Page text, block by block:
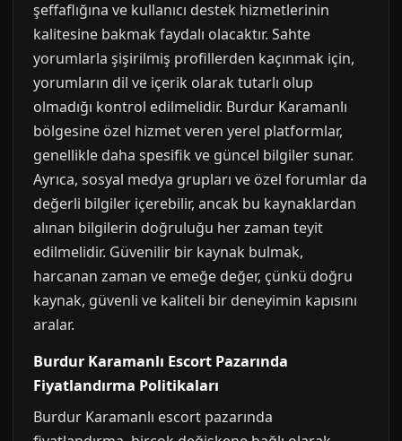
şeffaflığına ve kullanıcı destek hizmetlerinin
kalitesine bakmak faydalı olacaktır. Sahte
yorumlarla şişirilmiş profillerden kaçınmak için,
yorumların dil ve içerik olarak tutarlı olup
olmadığı kontrol edilmelidir. Burdur Karamanlı
bölgesine özel hizmet veren yerel platformlar,
genellikle daha spesifik ve güncel bilgiler sunar.
Ayrıca, sosyal medya grupları ve özel forumlar da
değerli bilgiler içerebilir, ancak bu kaynaklardan
alınan bilgilerin doğruluğu her zaman teyit
edilmelidir. Güvenilir bir kaynak bulmak,
harcanan zaman ve emeğe değer, çünkü doğru
kaynak, güvenli ve kaliteli bir deneyimin kapısını
aralar.
Burdur Karamanlı Escort Pazarında
Fiyatlandırma Politikaları
Burdur Karamanlı escort pazarında